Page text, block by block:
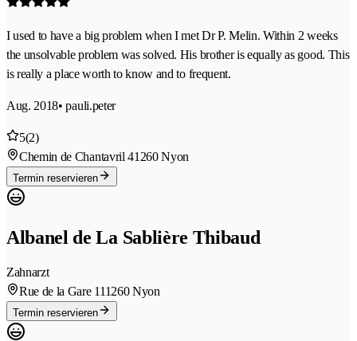
I used to have a big problem when I met Dr P. Melin. Within 2 weeks
the unsolvable problem was solved. His brother is equally as good. This
is really a place worth to know and to frequent.
Aug. 2018• pauli.peter
5(2)
Chemin de Chantavril 41260 Nyon
Termin reservieren
Albanel de La Sablière Thibaud
Zahnarzt
Rue de la Gare 111260 Nyon
Termin reservieren